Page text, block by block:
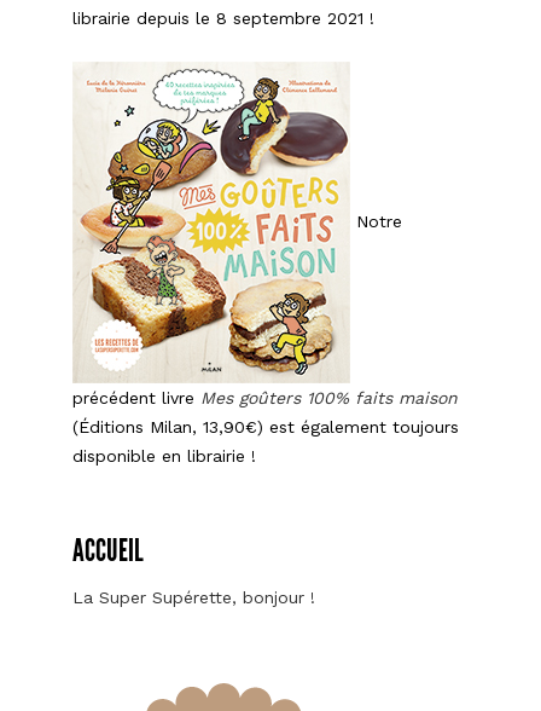
librairie depuis le 8 septembre 2021 !
Notre
précédent livre Mes goûters 100% faits maison
(Éditions Milan, 13,90€) est également toujours
disponible en librairie !
ACCUEIL
La Super Supérette, bonjour !